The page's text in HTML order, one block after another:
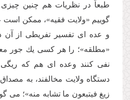
طبعاً در نظریات هم چنین
گوییم «ولایت فقیه»، ممكن
و عده اى تفسیر تفریطى از آن
«مطلقه»؛ را هر كسى یك جور
نفى كنند وعده اى هم كه
دستگاه ولایت مخالفند، به
زیغ فیتبعون ما تشابه منه»؛ مى